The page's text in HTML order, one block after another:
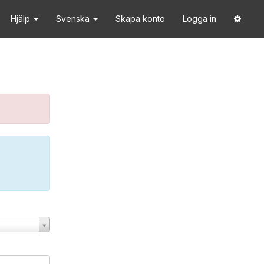
Hjälp Svenska Skapa konto Logga in